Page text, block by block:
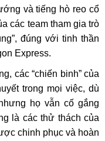
và tiếng hò reo cổ
các team tham gia trò
đúng với tinh thần
Express.
các “chiến binh” của
trong mọi việc, dù
họ vẫn cố gắng
là các thử thách của
chinh phục và hoàn